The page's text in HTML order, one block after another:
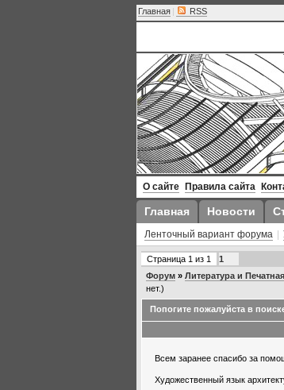
Главная | RSS
О сайте Правила сайта
Главная Новости
Ленточный вариант форума
Страница 1 из 1
1
Форум » Литература и
нет.)
Попогите пожалуйста в
Всем заранее спасибо за
Художественный язык